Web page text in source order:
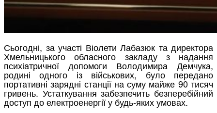
Сьогодні, за участі Віолети Лабазюк та директора
Хмельницького обласного закладу з надання
психіатричної допомоги Володимира Демчука,
родині одного із військових, було передано
портативні зарядні станцiї на суму майже 90 тисяч
гривень. Устаткування забезпечить безперебійний
доступ до електроенергії у будь-яких умовах.